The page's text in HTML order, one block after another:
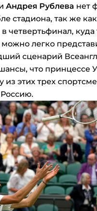
Андрея Рублева нет
стадиона, так же
четвертьфинал,
легко
сценарий
что принцессе
из этих трех